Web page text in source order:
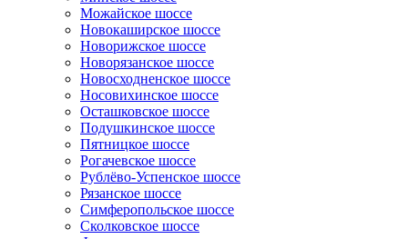
Можайское шоссе
Новокаширское шоссе
Новорижское шоссе
Новорязанское шоссе
Новосходненское шоссе
Носовихинское шоссе
Осташковское шоссе
Подушкинское шоссе
Пятницкое шоссе
Рогачевское шоссе
Рублёво-Успенское шоссе
Рязанское шоссе
Симферопольское шоссе
Сколковское шоссе